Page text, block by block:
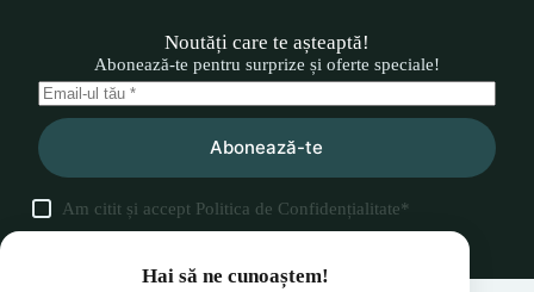
Noutăți care te așteaptă!
Abonează-te pentru surprize și oferte speciale!
Abonează-te
Am citit și accept Politica de Confidențialitate*
Hai să ne cunoaștem!